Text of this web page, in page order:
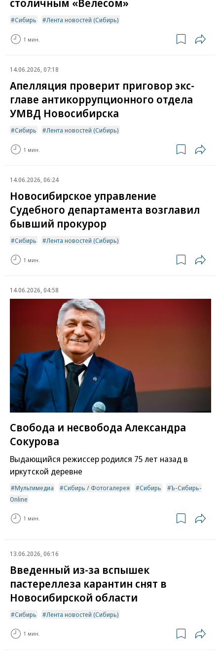
Сибирь Лента новостей (Сибирь)
1 мин.
14.06.2026, 07:18
Апелляция проверит приговор экс-
главе антикоррупционного отдела
УМВД Новосибирска
Сибирь Лента новостей (Сибирь)
1 мин.
14.06.2026, 06:24
Новосибирское управление
Судебного департамента возглавил
бывший прокурор
Сибирь Лента новостей (Сибирь)
1 мин.
14.06.2026, 04:58
Свобода и несвобода Александра
Сокурова
Выдающийся режиссер родился 75 лет назад в
иркутской деревне
Мультимедиа Сибирь / Фотогалерея Сибирь
Ъ-Сибирь-
Online
1 мин.
13.06.2026, 06:16
Введенный из-за вспышек
пастереллеза карантин снят в
Новосибирской области
Сибирь Лента новостей (Сибирь)
1 мин.